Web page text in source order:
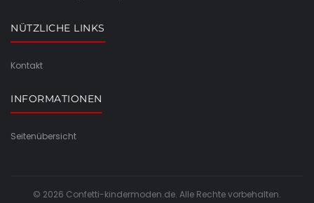
NÜTZLICHE LINKS
Kontakt
INFORMATIONEN
Seitenübersicht
© 2026 Confetti-kindermoden.de. Alle Rechte vorbehalten.